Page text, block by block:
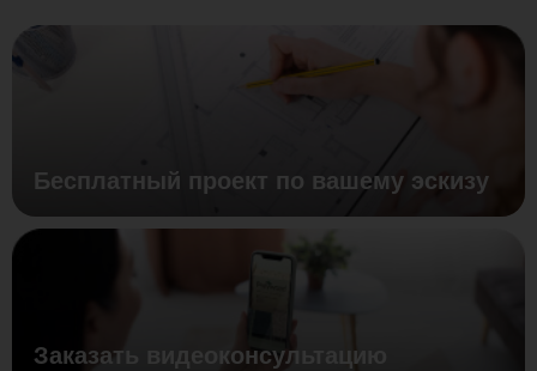
Бесплатный проект по вашему эскизу
Заказать видеоконсультацию